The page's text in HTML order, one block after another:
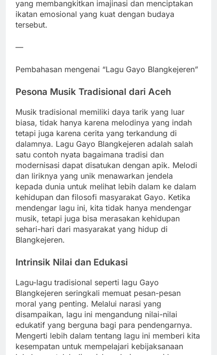
yang membangkitkan imajinasi dan menciptakan
ikatan emosional yang kuat dengan budaya
tersebut.
—
Pembahasan mengenai “Lagu Gayo Blangkejeren”
Pesona Musik Tradisional dari Aceh
Musik tradisional memiliki daya tarik yang luar
biasa, tidak hanya karena melodinya yang indah
tetapi juga karena cerita yang terkandung di
dalamnya. Lagu Gayo Blangkejeren adalah salah
satu contoh nyata bagaimana tradisi dan
modernisasi dapat disatukan dengan apik. Melodi
dan liriknya yang unik menawarkan jendela
kepada dunia untuk melihat lebih dalam ke dalam
kehidupan dan filosofi masyarakat Gayo. Ketika
mendengar lagu ini, kita tidak hanya mendengar
musik, tetapi juga bisa merasakan kehidupan
sehari-hari dari masyarakat yang hidup di
Blangkejeren.
Intrinsik Nilai dan Edukasi
Lagu-lagu tradisional seperti lagu Gayo
Blangkejeren seringkali memuat pesan-pesan
moral yang penting. Melalui narasi yang
disampaikan, lagu ini mengandung nilai-nilai
edukatif yang berguna bagi para pendengarnya.
Mengerti lebih dalam tentang lagu ini memberi kita
kesempatan untuk mempelajari kebijaksanaan